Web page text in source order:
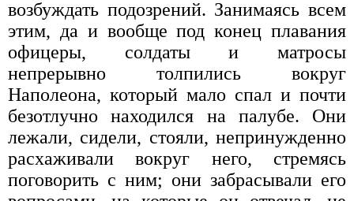
возбуждать подозрений. Занимаясь всем
этим, да и вообще под конец плавания
офицеры, солдаты и матросы
непрерывно толпились вокруг
Наполеона, который мало спал и почти
безотлучно находился на палубе. Они
лежали, сидели, стояли, непринужденно
расхаживали вокруг него, стремясь
поговорить с ним; они забрасывали его